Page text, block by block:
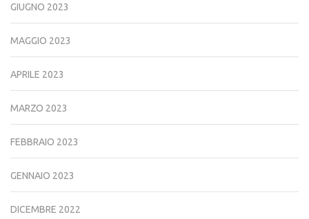
GIUGNO 2023
MAGGIO 2023
APRILE 2023
MARZO 2023
FEBBRAIO 2023
GENNAIO 2023
DICEMBRE 2022